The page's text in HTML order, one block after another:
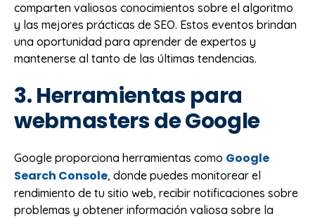
comparten valiosos conocimientos sobre el algoritmo
y las mejores prácticas de SEO. Estos eventos brindan
una oportunidad para aprender de expertos y
mantenerse al tanto de las últimas tendencias.
3. Herramientas para
webmasters de Google
Google proporciona herramientas como Google
Search Console, donde puedes monitorear el
rendimiento de tu sitio web, recibir notificaciones sobre
problemas y obtener información valiosa sobre la